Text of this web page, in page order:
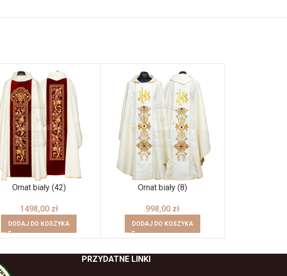
Ornat biały (42)
1498,00 zł
DODAJ DO KOSZYKA
Ornat biały (8)
998,00 zł
DODAJ DO KOSZYKA
PRZYDATNE LINKI